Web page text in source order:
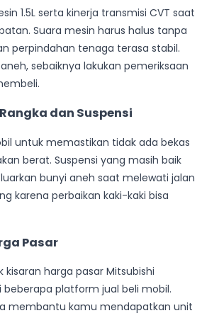
1.5L serta kinerja transmisi CVT saat
Suara mesin harus halus tanpa
perpindahan tenaga terasa stabil.
sebaiknya lakukan pemeriksaan
dan Suspensi
untuk memastikan tidak ada bekas
berat. Suspensi yang masih baik
bunyi aneh saat melewati jalan
karena perbaikan kaki-kaki bisa
Pasar
kisaran harga pasar Mitsubishi
beberapa platform jual beli mobil.
membantu kamu mendapatkan unit